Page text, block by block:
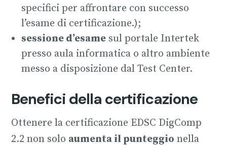
specifici per affrontare con successo
l’esame di certificazione.);
sessione d’esame sul portale Intertek
presso aula informatica o altro ambiente
messo a disposizione dal Test Center.
Benefici della certificazione
Ottenere la certificazione EDSC DigComp
2.2 non solo aumenta il punteggio nella